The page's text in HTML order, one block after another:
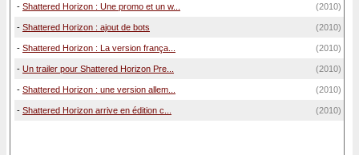
- Shattered Horizon : Une promo et un w... (2010)
- Shattered Horizon : ajout de bots (2010)
- Shattered Horizon : La version frança... (2010)
- Un trailer pour Shattered Horizon Pre... (2010)
- Shattered Horizon : une version allem... (2010)
- Shattered Horizon arrive en édition c... (2010)